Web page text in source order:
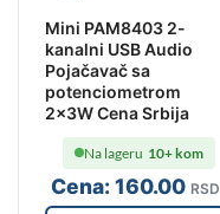
Mini PAM8403 2-
kanalni USB Audio
Pojačavač sa
potenciometrom
2x3W Cena Srbija
Cena:160.00 RSD
Na lageru 10+ kom